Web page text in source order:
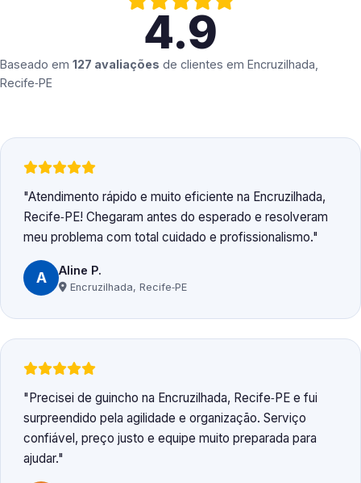
4.9
Baseado em 127 avaliações de clientes em Encruzilhada,
Recife‑PE
Atendimento rápido e muito eficiente na Encruzilhada,
Recife‑PE! Chegaram antes do esperado e resolveram
meu problema com total cuidado e profissionalismo.
A Aline P.
Encruzilhada, Recife‑PE
Precisei de guincho na Encruzilhada, Recife‑PE e fui
surpreendido pela agilidade e organização. Serviço
confiável, preço justo e equipe muito preparada para
ajudar.